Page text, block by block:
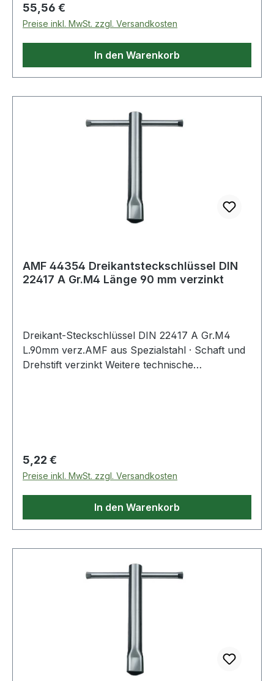
Regulärer Preis:
55,56 €
Preise inkl. MwSt. zzgl. Versandkosten
In den Warenkorb
AMF 44354 Dreikantsteckschlüssel DIN
22417 A Gr.M4 Länge 90 mm verzinkt
Dreikant-Steckschlüssel DIN 22417 A Gr.M4
L.90mm verz.AMF aus Spezialstahl · Schaft und
Drehstift verzinkt Weitere technische
Regulärer Preis:
5,22 €
Preise inkl. MwSt. zzgl. Versandkosten
In den Warenkorb